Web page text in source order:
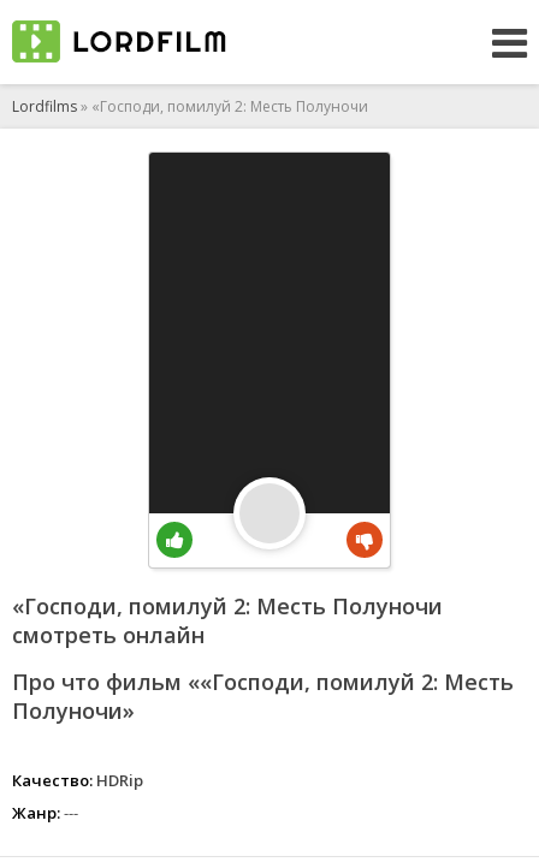
Lordfilms» «Господи, помилуй 2: Месть Полуночи
«Господи, помилуй 2: Месть Полуночи
смотреть онлайн
Про что фильм ««Господи, помилуй 2: Месть
Полуночи»
Качество: HDRip
Жанр:---